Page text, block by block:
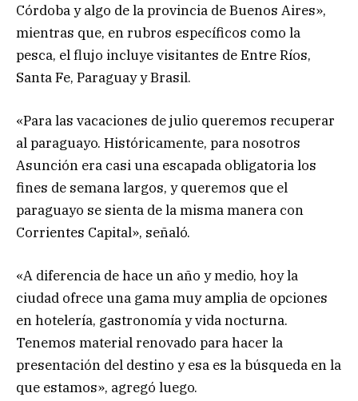
Córdoba y algo de la provincia de Buenos Aires»,
mientras que, en rubros específicos como la
pesca, el flujo incluye visitantes de Entre Ríos,
Santa Fe, Paraguay y Brasil.
«Para las vacaciones de julio queremos recuperar
al paraguayo. Históricamente, para nosotros
Asunción era casi una escapada obligatoria los
fines de semana largos, y queremos que el
paraguayo se sienta de la misma manera con
Corrientes Capital», señaló.
«A diferencia de hace un año y medio, hoy la
ciudad ofrece una gama muy amplia de opciones
en hotelería, gastronomía y vida nocturna.
Tenemos material renovado para hacer la
presentación del destino y esa es la búsqueda en la
que estamos», agregó luego.